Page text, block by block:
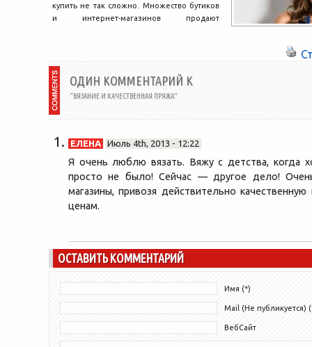
купить не так сложно. Множество бутиков
и интернет-магазинов продают
ОДИН КОММЕНТАРИЙ К
“ВЯЗАНИЕ И КАЧЕСТВЕННАЯ ПРЯЖА”
ЕЛЕНА Июль 4th, 2013 - 12:22
Я очень люблю вязать. Вяжу с детства, когда
просто не было! Сейчас — другое дело!
магазины, привозя действительно
ценам.
ОСТАВИТЬ КОММЕНТАРИЙ
Имя (*)
Mail (Не публикуется)
ВебСайт